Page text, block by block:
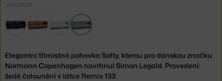
VARIANTA
Elegantní třímístná pohovka Softy, kterou pro dánskou značku
Normann Copenhagen navrhnul Simon Legald. Provedení:
šedé čalounění v látce Remix 133.